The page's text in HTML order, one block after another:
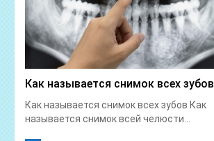
Как называется снимок всех зубов
Как называется снимок всех зубов Как
называется снимок всей челюсти...